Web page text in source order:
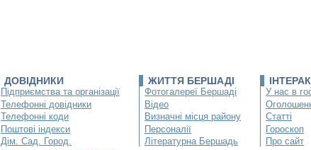
ДОВІДНИКИ
Підприємства та організації
Телефонні довідники
Телефонні коди
Поштові індекси
Дім. Сад. Город.
ЖИТТЯ БЕРШАДІ
Фотогалереї Бершаді
Відео
Визначні місця району
Персоналії
Літературна Бершадь
У нас в
Статті
Гороскоп
Про сайт